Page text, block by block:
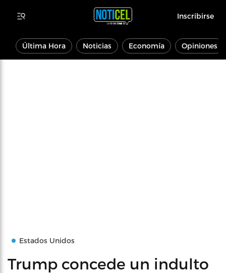
Inscribirse
Última Hora Noticias Economía Opiniones
Estados Unidos
Trump concede un indulto